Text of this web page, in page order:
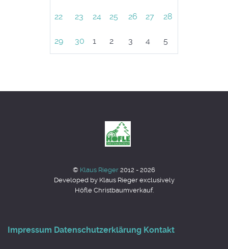
22 23 24 25 26 27 28
29 30 1 2 3 4 5
© Klaus Rieger 2012 - 2026
Developed by Klaus Rieger exclusively
Höfle Christbaumverkauf.
Impressum Datenschutzerklärung Kontakt